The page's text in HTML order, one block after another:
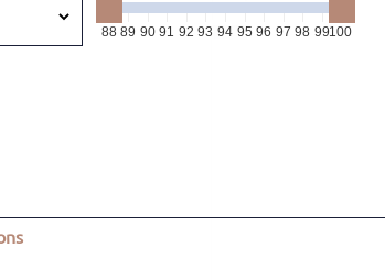
88 89 90 91 92 93 94 95 96 97 98 99100